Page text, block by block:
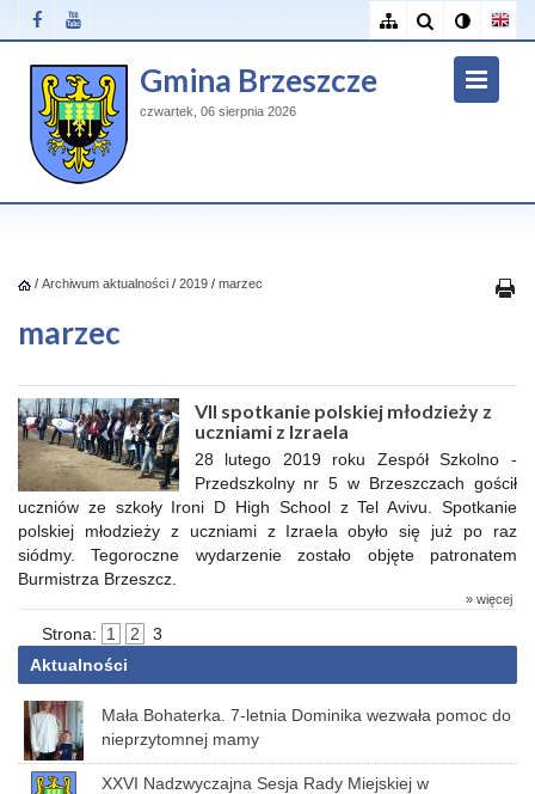
Gmina Brzeszcze
czwartek, 06 sierpnia 2026
/ Archiwum aktualności / 2019 / marzec
marzec
VII spotkanie polskiej młodzieży z
uczniami z Izraela
28 lutego 2019 roku Zespół Szkolno -
Przedszkolny nr 5 w Brzeszczach gościł
uczniów ze szkoły Ironi D High School z Tel Avivu. Spotkanie
polskiej młodzieży z uczniami z Izraela obyło się już po raz
siódmy. Tegoroczne wydarzenie zostało objęte patronatem
Burmistrza Brzeszcz.
» więcej
Strona: 1 2
3
Aktualności
Mała Bohaterka. 7-letnia Dominika wezwała pomoc do
nieprzytomnej mamy
XXVI Nadzwyczajna Sesja Rady Miejskiej w